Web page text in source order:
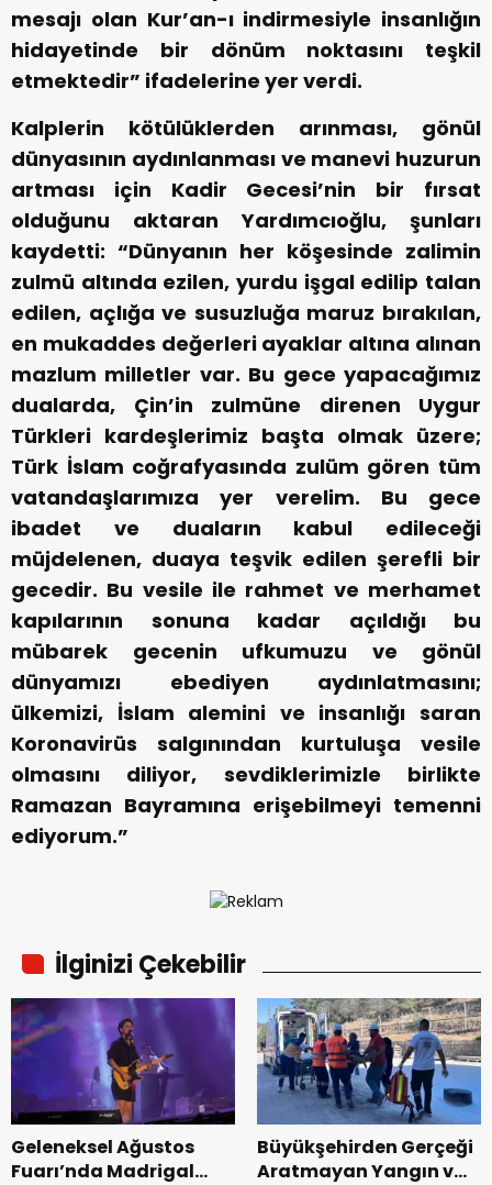
mesajı olan Kur’an-ı indirmesiyle insanlığın
hidayetinde bir dönüm noktasını teşkil
etmektedir” ifadelerine yer verdi.
Kalplerin kötülüklerden arınması, gönül
dünyasının aydınlanması ve manevi huzurun
artması için Kadir Gecesi’nin bir fırsat
olduğunu aktaran Yardımcıoğlu, şunları
kaydetti: “Dünyanın her köşesinde zalimin
zulmü altında ezilen, yurdu işgal edilip talan
edilen, açlığa ve susuzluğa maruz bırakılan,
en mukaddes değerleri ayaklar altına alınan
mazlum milletler var. Bu gece yapacağımız
dualarda, Çin’in zulmüne direnen Uygur
Türkleri kardeşlerimiz başta olmak üzere;
Türk İslam coğrafyasında zulüm gören tüm
vatandaşlarımıza yer verelim. Bu gece
ibadet ve duaların kabul edileceği
müjdelenen, duaya teşvik edilen şerefli bir
gecedir. Bu vesile ile rahmet ve merhamet
kapılarının sonuna kadar açıldığı bu
mübarek gecenin ufkumuzu ve gönül
dünyamızı ebediyen aydınlatmasını;
ülkemizi, İslam alemini ve insanlığı saran
Koronavirüs salgınından kurtuluşa vesile
olmasını diliyor, sevdiklerimizle birlikte
Ramazan Bayramına erişebilmeyi temenni
ediyorum.”
İlginizi Çekebilir
Geleneksel Ağustos
Fuarı’nda Madrigal
Büyükşehirden Gerçeği
Aratmayan Yangın ve